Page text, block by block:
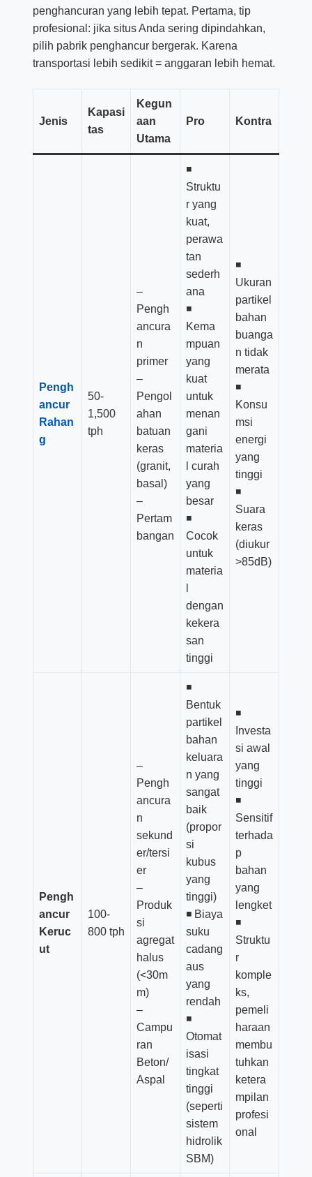
penghancuran yang lebih tepat. Pertama, tip
profesional: jika situs Anda sering dipindahkan,
pilih pabrik penghancur bergerak. Karena
transportasi lebih sedikit = anggaran lebih hemat.
Jenis
Kapasi
tas
Kegun
aan
Utama
Pro Kontra
Pengh
ancur
Rahan
g
50-
1,500
tph
–
Pengh
ancura
n
primer
–
Pengol
ahan
batuan
keras
(granit,
basal)
–
Pertam
bangan
◾
Struktu
r yang
kuat,
perawa
tan
sederh
ana
◾
Kema
mpuan
yang
kuat
untuk
menan
gani
materia
l curah
yang
besar
◾
Cocok
untuk
materia
dengan
kekera
san
tinggi
◾
Ukuran
partikel
bahan
buanga
n tidak
merata
◾
Konsu
msi
energi
yang
tinggi
◾
Suara
keras
(diukur
>85dB)
Pengh
ancur
Keruc
ut
100-
800 tph
–
Pengh
ancura
n
sekund
er/tersi
er
–
Produk
si
agregat
halus
(<30m
m)
–
Campu
ran
Beton/
Aspal
◾
Bentuk
partikel
bahan
keluara
n yang
sangat
baik
(propor
si
kubus
yang
tinggi)
◾ Biaya
suku
cadang
aus
yang
rendah
◾
Otomat
isasi
tingkat
tinggi
(seperti
sistem
hidrolik
SBM)
◾
Investa
si awal
yang
tinggi
◾
Sensitif
terhada
p
bahan
yang
lengket
◾
Struktu
r
komple
ks,
pemeli
haraan
membu
tuhkan
ketera
mpilan
profesi
onal